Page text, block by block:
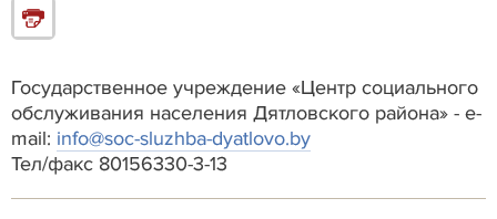
Государственное учреждение «Центр социального
обслуживания населения Дятловского района» - e-
mail: info@soc-sluzhba-dyatlovo.by
Тел/факс 80156330-3-13